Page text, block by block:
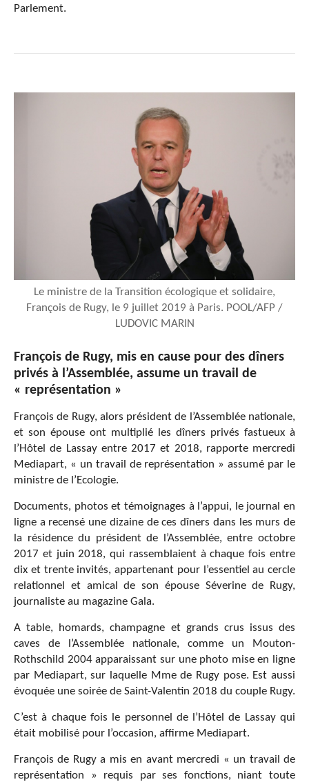
Parlement.
Le ministre de la Transition écologique et solidaire,
François de Rugy, le 9 juillet 2019 à Paris. POOL/AFP /
LUDOVIC MARIN
François de Rugy, mis en cause pour des dîners
privés à l’Assemblée, assume un travail de
« représentation »
François de Rugy, alors président de l’Assemblée nationale,
et son épouse ont multiplié les dîners privés fastueux à
l’Hôtel de Lassay entre 2017 et 2018, rapporte mercredi
Mediapart, « un travail de représentation » assumé par le
ministre de l’Ecologie.
Documents, photos et témoignages à l’appui, le journal en
ligne a recensé une dizaine de ces dîners dans les murs de
la résidence du président de l’Assemblée, entre octobre
2017 et juin 2018, qui rassemblaient à chaque fois entre
dix et trente invités, appartenant pour l’essentiel au cercle
relationnel et amical de son épouse Séverine de Rugy,
journaliste au magazine Gala.
A table, homards, champagne et grands crus issus des
caves de l’Assemblée nationale, comme un Mouton-
Rothschild 2004 apparaissant sur une photo mise en ligne
par Mediapart, sur laquelle Mme de Rugy pose. Est aussi
évoquée une soirée de Saint-Valentin 2018 du couple Rugy.
C’est à chaque fois le personnel de l’Hôtel de Lassay qui
était mobilisé pour l’occasion, affirme Mediapart.
François de Rugy a mis en avant mercredi « un travail de
représentation » requis par ses fonctions, niant toute